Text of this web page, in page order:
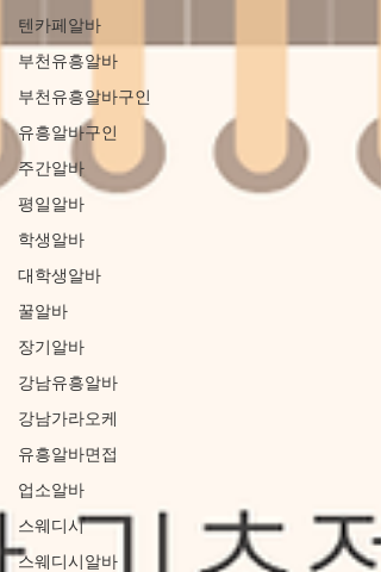
텐카페알바
부천유흥알바
부천유흥알바구인
유흥알바구인
주간알바
평일알바
학생알바
대학생알바
꿀알바
장기알바
강남유흥알바
강남가라오케
유흥알바면접
업소알바
스웨디시
스웨디시알바